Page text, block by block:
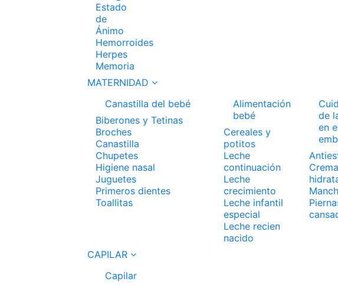
Estado
de
Ánimo
Hemorroides
Herpes
Memoria
MATERNIDAD
Canastilla del bebé
Biberones y Tetinas
Broches
Canastilla
Chupetes
Higiene nasal
Juguetes
Primeros dientes
Toallitas
Alimentación
bebé
Cereales y
potitos
Leche
continuación
Leche
crecimiento
Leche infantil
especial
Leche recien
nacido
de
en
Crema
CAPILAR
Capilar